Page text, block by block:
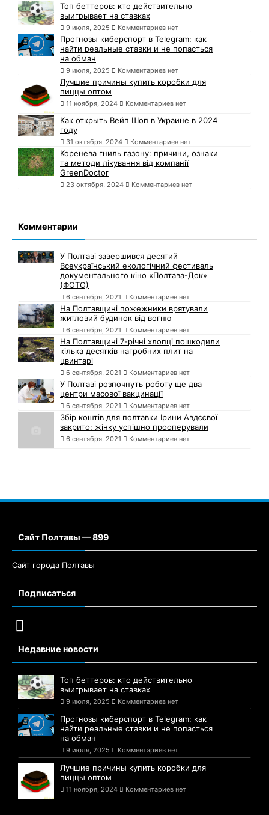
Топ беттеров: кто действительно
выигрывает на ставках
9 июля, 2025 Комментариев нет
Прогнозы киберспорт в Telegram: как
найти реальные ставки и не попасться
на обман
9 июля, 2025 Комментариев нет
Лучшие причины купить коробки для
пиццы оптом
11 ноября, 2024 Комментариев нет
Как открыть Вейп Шоп в Украине в 2024
году
31 октября, 2024 Комментариев нет
Коренева гниль газону: причини, ознаки
та методи лікування від компанії
GreenDoctor
23 октября, 2024 Комментариев нет
Комментарии
У Полтаві завершився десятий
Всеукраїнський екологічний фестиваль
документального кіно «Полтава-Док»
(ФОТО)
6 сентября, 2021 Комментариев нет
На Полтавщині пожежники врятували
житловий будинок від вогню
6 сентября, 2021 Комментариев нет
На Полтавщині 7-річні хлопці пошкодили
кілька десятків нагробних плит на
цвинтарі
6 сентября, 2021 Комментариев нет
У Полтаві розпочнуть роботу ще два
центри масової вакцинації
6 сентября, 2021 Комментариев нет
Збір коштів для полтавки Ірини Авдєєвої
закрито: жінку успішно прооперували
6 сентября, 2021 Комментариев нет
Сайт Полтавы — 899
Сайт города Полтавы
Подписаться
Недавние новости
Топ беттеров: кто действительно
выигрывает на ставках
9 июля, 2025 Комментариев нет
Прогнозы киберспорт в Telegram: как
найти реальные ставки и не попасться
на обман
9 июля, 2025 Комментариев нет
Лучшие причины купить коробки для
пиццы оптом
11 ноября, 2024 Комментариев нет